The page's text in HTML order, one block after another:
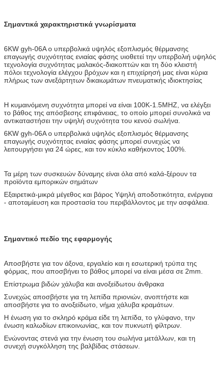
Σημαντικά χαρακτηριστικά γνωρίσματα
6KW gyh-06A ο υπερβολικά υψηλός εξοπλισμός θέρμανσης
επαγωγής συχνότητας ενιαίας φάσης υιοθετεί την υπερβολιή υψηλός
τεχνολογία συχνότητας μαλακός-διακοπτών και τη δύο κλειστή
πόλοι τεχνολογία ελέγχου βρόχων και η επιχείρησή μας είναι κύρια
πλήρως των ανεξάρτητων δικαιωμάτων πνευματικής ιδιοκτησίας
Η κυμαινόμενη συχνότητα μπορεί να είναι 100K-1.5MHZ, να ελέγξει
το βάθος της απόσβεσης επιφάνειας, το οποίο μπορεί συνολικά να
αντικαταστήσει την υψηλή συχνότητα του κενού σωλήνα.
6KW gyh-06A ο υπερβολικά υψηλός εξοπλισμός θέρμανσης
επαγωγής συχνότητας ενιαίας φάσης μπορεί συνεχώς να
λειτουργήσει για 24 ώρες, και τον κύκλο καθήκοντος 100%.
Τα μέρη των συσκευών δύναμης είναι όλα από καλά-ξέρουν τα
προϊόντα εμπορικών σημάτων
Εξαιρετικά-μικρά μέγεθος και βάρος Υψηλή αποδοτικότητα, ενέργεια
- αποταμίευση και προστασία του περιβάλλοντος με την ασφάλεια.
Σημαντικό πεδίο της εφαρμογής
Αποσβήστε για τον άξονα, εργαλείο και η εσωτερική τρύπα της
φόρμας, που αποσβήνει το βάθος μπορεί να είναι μέσα σε 2mm.
Επίστρωμα βιδών χάλυβα και ανοξείδωτου άνθρακα
Συνεχώς αποσβήστε για τη λεπίδα πριονιών, ανοπτήστε και
αποσβήστε για το ανοξείδωτο, νήμα χάλυβα κραμάτων.
Η ένωση για το σκληρό κράμα είδε τη λεπίδα, το γλύφανο, την
ένωση καλωδίων επικοινωνίας, και τον πυκνωτή φίλτρων.
Ενώνοντας στενά για την ένωση του σωλήνα μετάλλων, και τη
συνεχή συγκόλληση της βαλβίδας στάσεων.